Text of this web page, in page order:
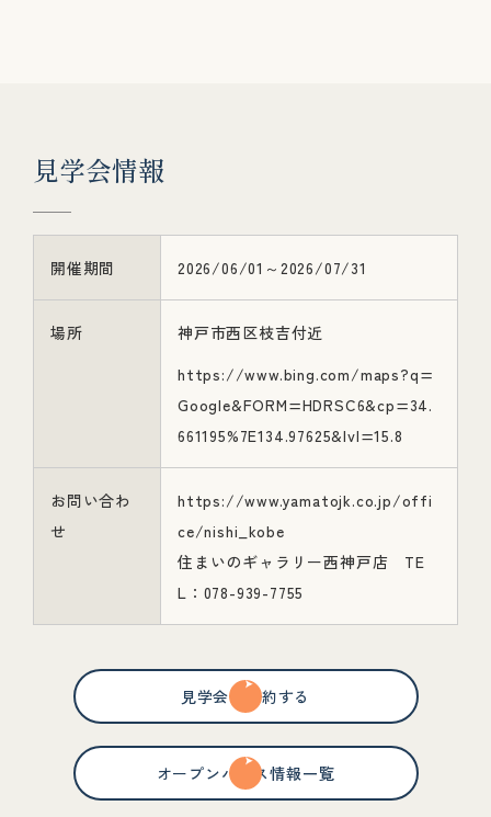
見学会情報
開催期間 2026/06/01～2026/07/31
場所
神戸市西区枝吉付近
https://www.bing.com/maps?q=
Google&FORM=HDRSC6&cp=34.
661195%7E134.97625&lvl=15.8
お問い合わ
せ
https://www.yamatojk.co.jp/offi
ce/nishi_kobe
住まいのギャラリー西神戸店 TE
L：078-939-7755
見学会を予約する
オープンハウス情報一覧